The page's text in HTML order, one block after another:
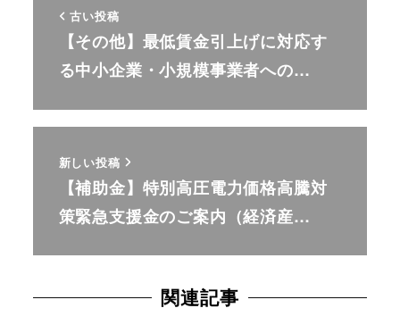
古い投稿
【その他】最低賃金引上げに対応す
る中小企業・小規模事業者への…
新しい投稿
【補助金】特別高圧電力価格高騰対
策緊急支援金のご案内（経済産…
関連記事